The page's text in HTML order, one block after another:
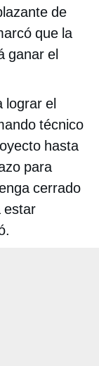
de
que la
ganar el
lograr el
técnico
hasta
para
cerrado
estar